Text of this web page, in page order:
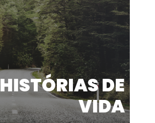
HISTÓRIAS DE
VIDA